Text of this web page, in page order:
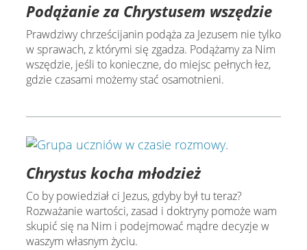
Podążanie za Chrystusem wszędzie
Prawdziwy chrześcijanin podąża za Jezusem nie tylko
w sprawach, z którymi się zgadza. Podążamy za Nim
wszędzie, jeśli to konieczne, do miejsc pełnych łez,
gdzie czasami możemy stać osamotnieni.
Chrystus kocha młodzież
Co by powiedział ci Jezus, gdyby był tu teraz?
Rozważanie wartości, zasad i doktryny pomoże wam
skupić się na Nim i podejmować mądre decyzje w
waszym własnym życiu.